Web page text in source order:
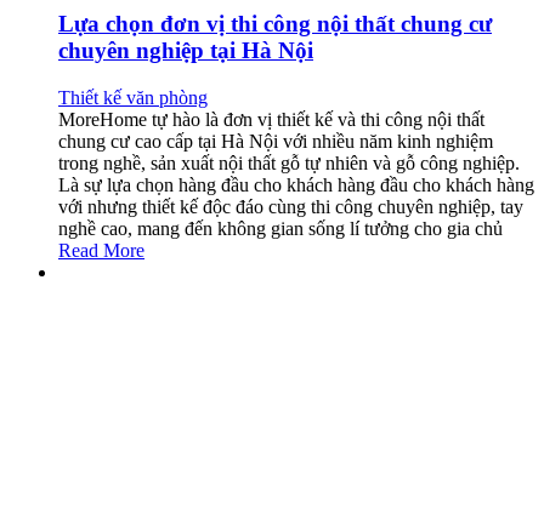
Lựa chọn đơn vị thi công nội thất chung cư
chuyên nghiệp tại Hà Nội
Thiết kế văn phòng
MoreHome tự hào là đơn vị thiết kế và thi công nội thất
chung cư cao cấp tại Hà Nội với nhiều năm kinh nghiệm
trong nghề, sản xuất nội thất gỗ tự nhiên và gỗ công nghiệp.
Là sự lựa chọn hàng đầu cho khách hàng đầu cho khách hàng
với nhưng thiết kế độc đáo cùng thi công chuyên nghiệp, tay
nghề cao, mang đến không gian sống lí tưởng cho gia chủ
Read More